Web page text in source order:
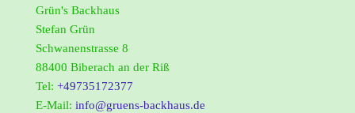
Grün's Backhaus
Stefan Grün
Schwanenstrasse 8
88400 Biberach an der Riß
Tel: +49735172377
E-Mail: info@gruens-backhaus.de